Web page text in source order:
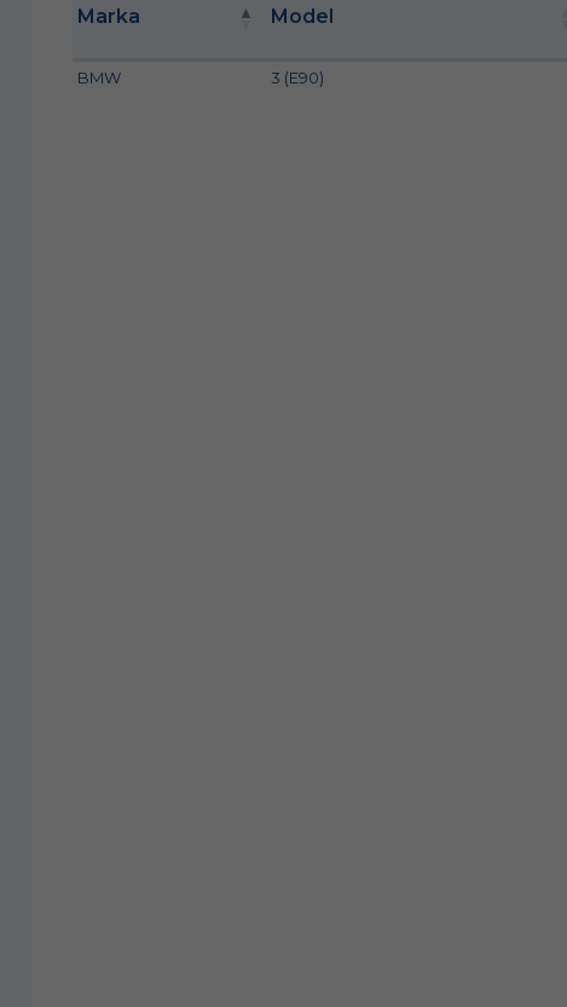
Marka Model
BMW 3 (E90)